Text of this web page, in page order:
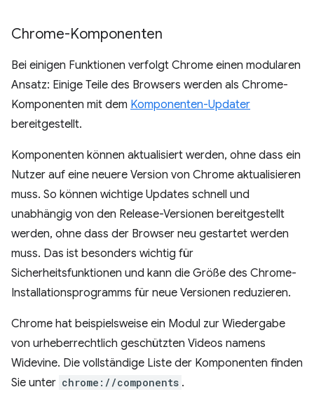
Chrome-Komponenten
Bei einigen Funktionen verfolgt Chrome einen modularen
Ansatz: Einige Teile des Browsers werden als Chrome-
Komponenten mit dem Komponenten-Updater
bereitgestellt.
Komponenten können aktualisiert werden, ohne dass ein
Nutzer auf eine neuere Version von Chrome aktualisieren
muss. So können wichtige Updates schnell und
unabhängig von den Release-Versionen bereitgestellt
werden, ohne dass der Browser neu gestartet werden
muss. Das ist besonders wichtig für
Sicherheitsfunktionen und kann die Größe des Chrome-
Installationsprogramms für neue Versionen reduzieren.
Chrome hat beispielsweise ein Modul zur Wiedergabe
von urheberrechtlich geschützten Videos namens
Widevine. Die vollständige Liste der Komponenten finden
Sie unter chrome://components .